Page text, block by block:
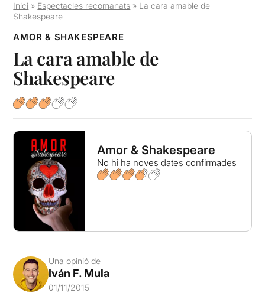
Inici » Espectacles recomanats » La cara amable de
Shakespeare
AMOR & SHAKESPEARE
La cara amable de
Shakespeare
Amor & Shakespeare
No hi ha noves dates confirmades
Una opinió de
Iván F. Mula
01/11/2015